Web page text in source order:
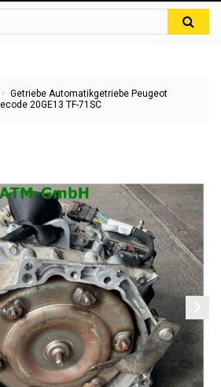
Getriebe Automatikgetriebe Peugeot
20GE13 TF-71SC